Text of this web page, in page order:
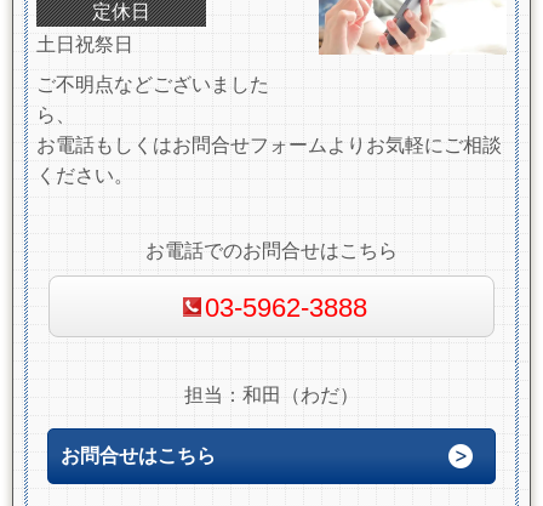
定休日
土日祝祭日
ご不明点などございました
ら、
お電話もしくはお問合せフォームよりお気軽にご相談
ください。
お電話でのお問合せはこちら
03-5962-3888
担当：和田（わだ）
お問合せはこちら